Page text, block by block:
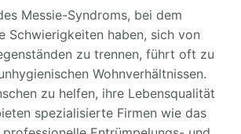
Messie-Syndroms, bei dem
Schwierigkeiten haben, sich von
zu trennen, führt oft zu
Wohnverhältnissen.
zu helfen, ihre Lebensqualität
spezialisierte Firmen wie das